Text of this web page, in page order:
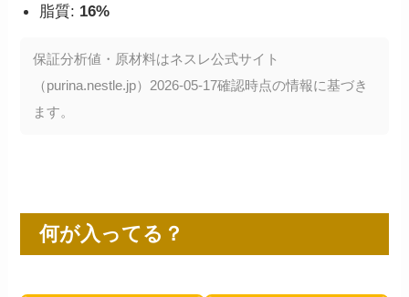
脂質: 16%
保証分析値・原材料はネスレ公式サイト
（purina.nestle.jp）2026-05-17確認時点の情報に基づき
ます。
何が入ってる？